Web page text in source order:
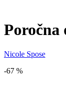
Poročna
Nicole Spose
-67 %